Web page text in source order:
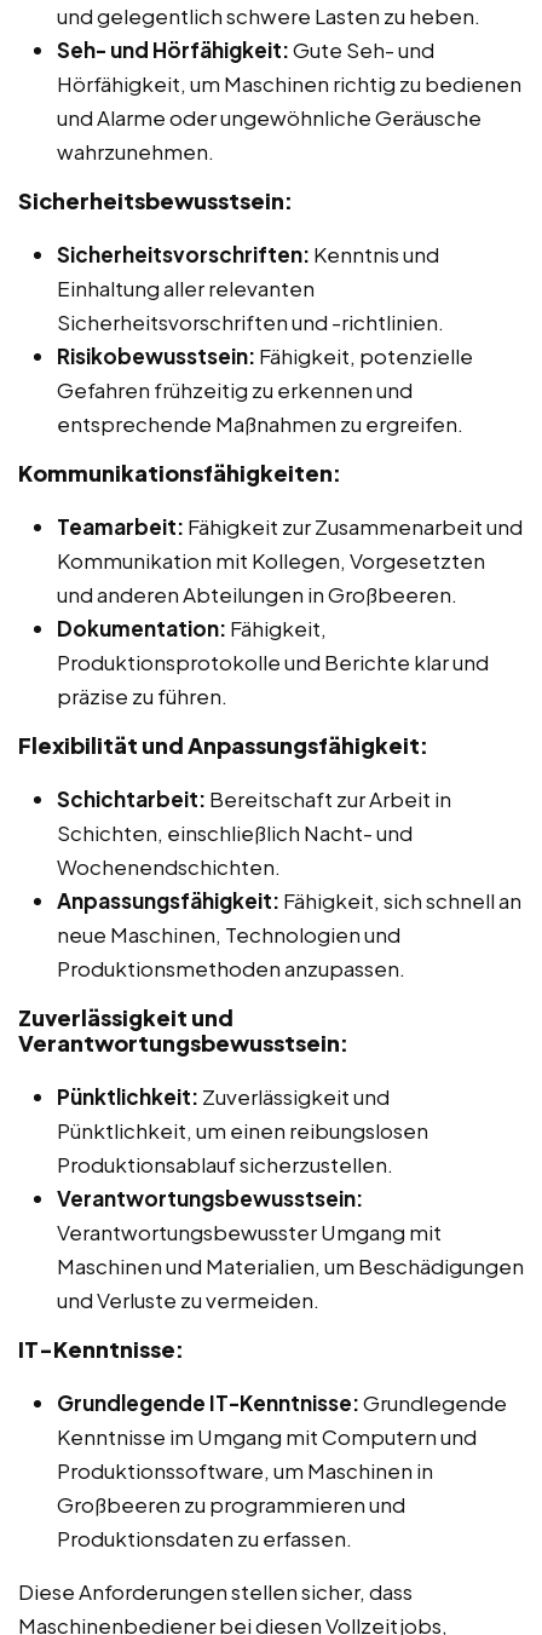
und gelegentlich schwere Lasten zu heben.
Seh- und Hörfähigkeit:Gute Seh- und
Hörfähigkeit, um Maschinen richtig zu bedienen
und Alarme oder ungewöhnliche Geräusche
wahrzunehmen.
Sicherheitsbewusstsein:
Sicherheitsvorschriften: Kenntnis und
Einhaltung aller relevanten
Sicherheitsvorschriften und -richtlinien.
Risikobewusstsein: Fähigkeit, potenzielle
Gefahren frühzeitig zu erkennen und
entsprechende Maßnahmen zu ergreifen.
Kommunikationsfähigkeiten:
Teamarbeit: Fähigkeit zur Zusammenarbeit und
Kommunikation mit Kollegen, Vorgesetzten
und anderen Abteilungen in Großbeeren.
Dokumentation: Fähigkeit,
Produktionsprotokolle und Berichte klar und
präzise zu führen.
Flexibilität und Anpassungsfähigkeit:
Schichtarbeit: Bereitschaft zur Arbeit in
Schichten, einschließlich Nacht- und
Wochenendschichten.
Anpassungsfähigkeit: Fähigkeit, sich schnell an
neue Maschinen, Technologien und
Produktionsmethoden anzupassen.
Zuverlässigkeit und
Verantwortungsbewusstsein:
Pünktlichkeit: Zuverlässigkeit und
Pünktlichkeit, um einen reibungslosen
Produktionsablauf sicherzustellen.
Verantwortungsbewusstsein:
Verantwortungsbewusster Umgang mit
Maschinen und Materialien, um Beschädigungen
und Verluste zu vermeiden.
IT-Kenntnisse:
Grundlegende IT-Kenntnisse:Grundlegende
Kenntnisse im Umgang mit Computern und
Produktionssoftware, um Maschinen in
Großbeeren zu programmieren und
Produktionsdaten zu erfassen.
Diese Anforderungen stellen sicher, dass
Maschinenbediener bei diesen Vollzeitjobs,